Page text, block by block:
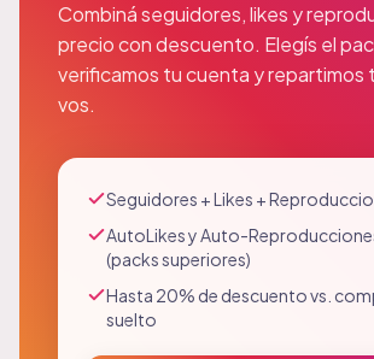
Combiná seguidores, likes y
precio con descuento. Elegís el
verificamos tu cuenta y repartimos
vos.
Seguidores + Likes +
AutoLikes y Auto-
(packs superiores)
Hasta 20% de descuento vs.
suelto